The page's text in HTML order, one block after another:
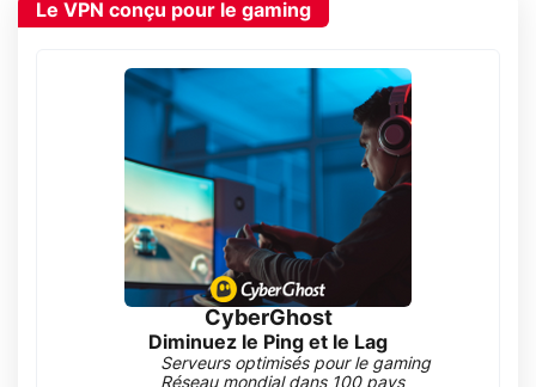
Le VPN conçu pour le gaming
CyberGhost
Diminuez le Ping et le Lag
Serveurs optimisés pour le gaming
Réseau mondial dans 100 pays